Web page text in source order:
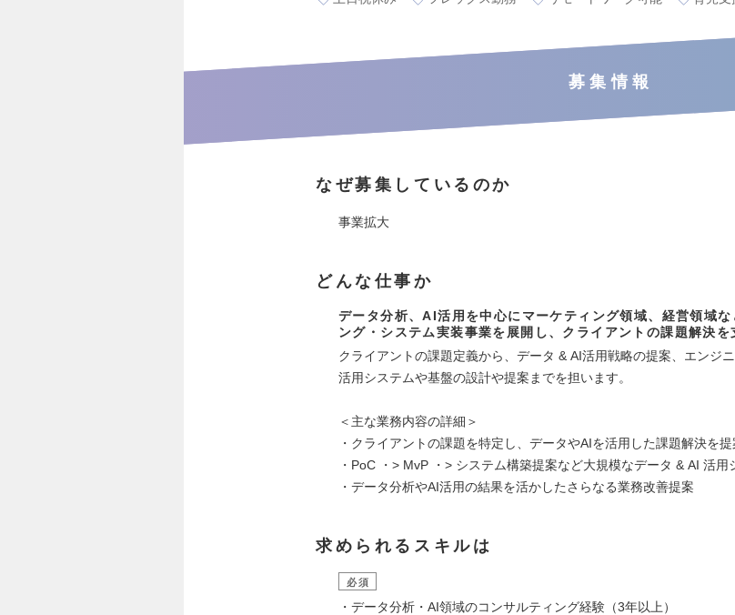
募集情報
なぜ募集しているのか
事業拡大
どんな仕事か
データ分析、AI活用を中心にマーケティング領域、経営領域
ング・システム実装事業を展開し、クライアントの課題解決を
クライアントの課題定義から、データ & AI活用戦略の提案、エンジ
活用システムや基盤の設計や提案までを担います。
＜主な業務内容の詳細＞
・クライアントの課題を特定し、データやAIを活用した課題解決を提
・PoC ・> MvP ・> システム構築提案など大規模なデータ & AI 活
・データ分析やAI活用の結果を活かしたさらなる業務改善提案
求められるスキルは
必須
・データ分析・AI領域のコンサルティング経験（3年以上）